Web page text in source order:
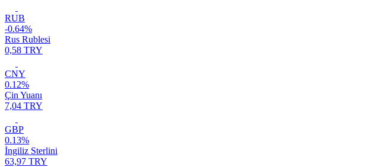
RUB
-0.64%
Rus Rublesi
0,58 TRY
CNY
0.12%
Çin Yuanı
7,04 TRY
GBP
0.13%
İngiliz Sterlini
63,97 TRY